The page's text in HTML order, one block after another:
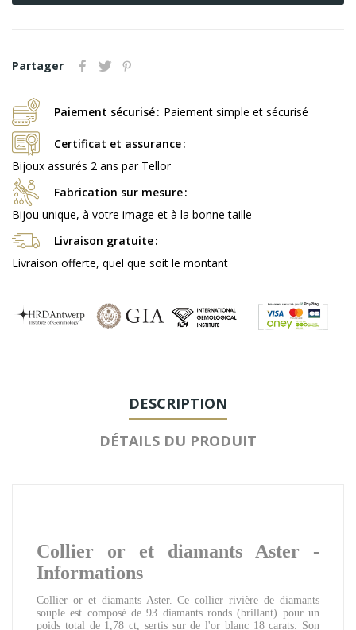
Partager
Paiement sécurisé Paiement simple et sécurisé
Certificat et assurance
Bijoux assurés 2 ans par Tellor
Fabrication sur mesure
Bijou unique, à votre image et à la bonne taille
Livraison gratuite
Livraison offerte, quel que soit le montant
DESCRIPTION
DÉTAILS DU PRODUIT
Collier or et diamants Aster -
Informations
Collier or et diamants Aster. Ce collier rivière de diamants
souple est composé de 93 diamants ronds (brillant) pour un
poids total de 1,78 ct, sertis sur de l'or blanc 18 carats. Son